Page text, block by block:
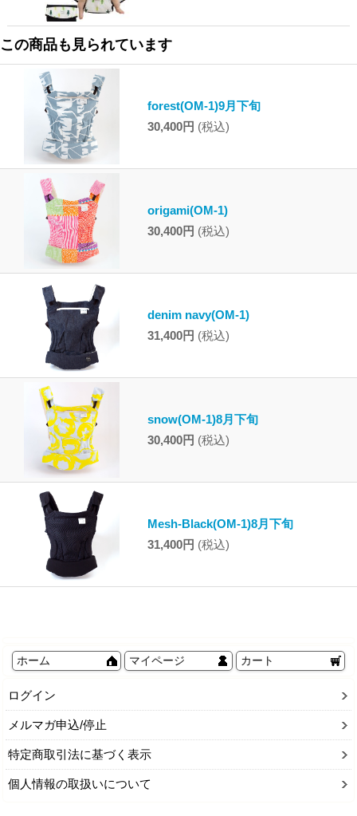
この商品も見られています
forest(OM-1)9月下旬
30,400円 (税込)
origami(OM-1)
30,400円 (税込)
denim navy(OM-1)
31,400円 (税込)
snow(OM-1)8月下旬
30,400円 (税込)
Mesh-Black(OM-1)8月下旬
31,400円 (税込)
ホーム マイページ カート
ログイン
メルマガ申込/停止
特定商取引法に基づく表示
個人情報の取扱いについて